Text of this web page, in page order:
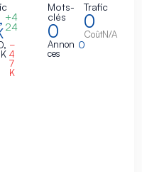
+4
24
−
4
7
K
Mots-
clés
0
Annon
ces
0
Trafic
0
CoûtN/A